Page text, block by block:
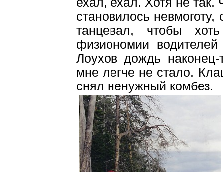
ехал, ехал. Хотя не
становилось
танцевал, чтобы
физиономии
Лоухов дождь наконец-
мне легче не стало.
снял ненужный комбез.